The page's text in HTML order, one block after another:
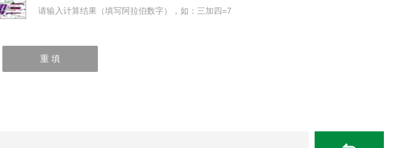
请输入计算结果（填写阿拉伯数字），如：三加四=7